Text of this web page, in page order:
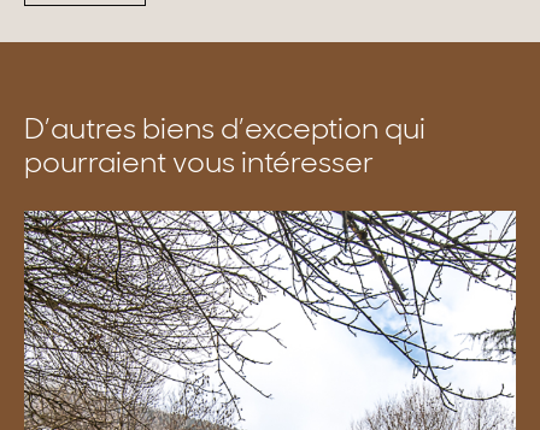
D’autres biens d’exception qui
pourraient vous intéresser